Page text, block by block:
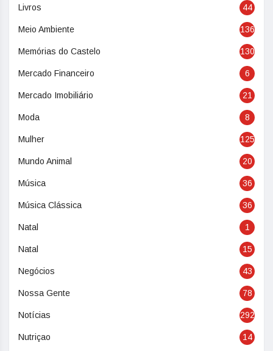
Livros 44
Meio Ambiente 136
Memórias do Castelo 130
Mercado Financeiro 6
Mercado Imobiliário 21
Moda 8
Mulher 125
Mundo Animal 20
Música 36
Música Clássica 36
Natal 1
Natal 15
Negócios 43
Nossa Gente 78
Notícias 292
Nutriçao 14